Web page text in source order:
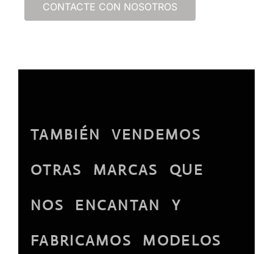
CONTACTE CON NOSOTROS
TAMBIÉN VENDEMOS
OTRAS MARCAS QUE
NOS ENCANTAN Y
FABRICAMOS MODELOS